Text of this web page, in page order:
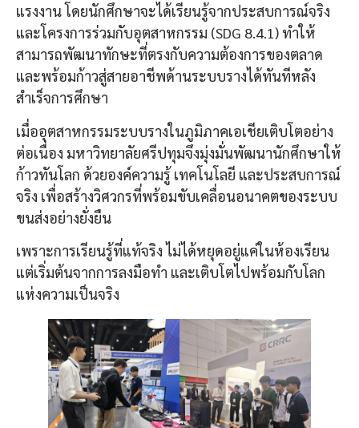
แรงงาน โดยนักศึกษาจะได้เรียนรู้จากประสบการณ์จริง
และโครงการร่วมกับอุตสาหกรรม (SDG 8.4.1) ทำให้
สามารถพัฒนาทักษะที่ตรงกับความต้องการของตลาด
และพร้อมก้าวสู่สายอาชีพด้านระบบรางได้ทันทีหลัง
สำเร็จการศึกษา
เมื่ออุตสาหกรรมระบบรางในภูมิภาคเอเชียเติบโตอย่าง
ต่อเนื่อง มหาวิทยาลัยศรีปทุมจึงมุ่งมั่นพัฒนานักศึกษาให้
ก้าวทันโลก ด้วยองค์ความรู้ เทคโนโลยี และประสบการณ์
จริง เพื่อสร้างวิศวกรที่พร้อมขับเคลื่อนอนาคตของระบบ
ขนส่งอย่างยั่งยืน
เพราะการเรียนรู้ที่แท้จริง ไม่ได้หยุดอยู่แค่ในห้องเรียน
แต่เริ่มต้นจากการลงมือทำ และเติบโตไปพร้อมกับโลก
แห่งความเป็นจริง